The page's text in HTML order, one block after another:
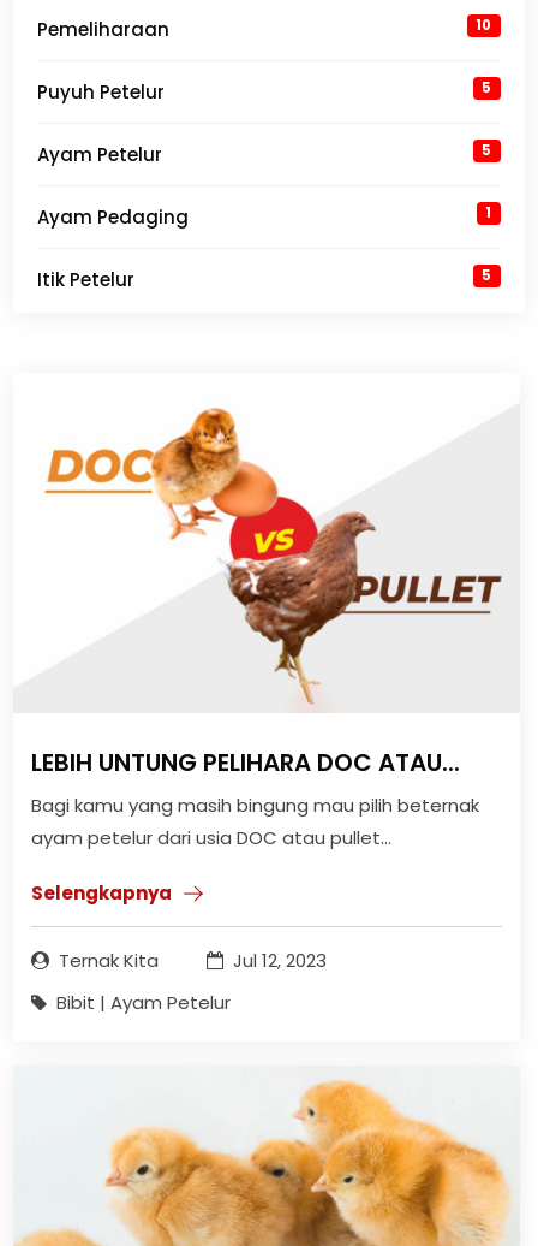
Pemeliharaan 10
Puyuh Petelur 5
Ayam Petelur 5
Ayam Pedaging 1
Itik Petelur 5
LEBIH UNTUNG PELIHARA DOC ATAU...
Bagi kamu yang masih bingung mau pilih beternak
ayam petelur dari usia DOC atau pullet...
Selengkapnya
Ternak Kita
Jul 12, 2023
Bibit | Ayam Petelur